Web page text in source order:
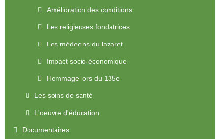
Amélioration des conditions
Les religieuses fondatrices
Les médecins du lazaret
Impact socio-économique
Hommage lors du 135e
Les soins de santé
L'oeuvre d'éducation
Documentaires